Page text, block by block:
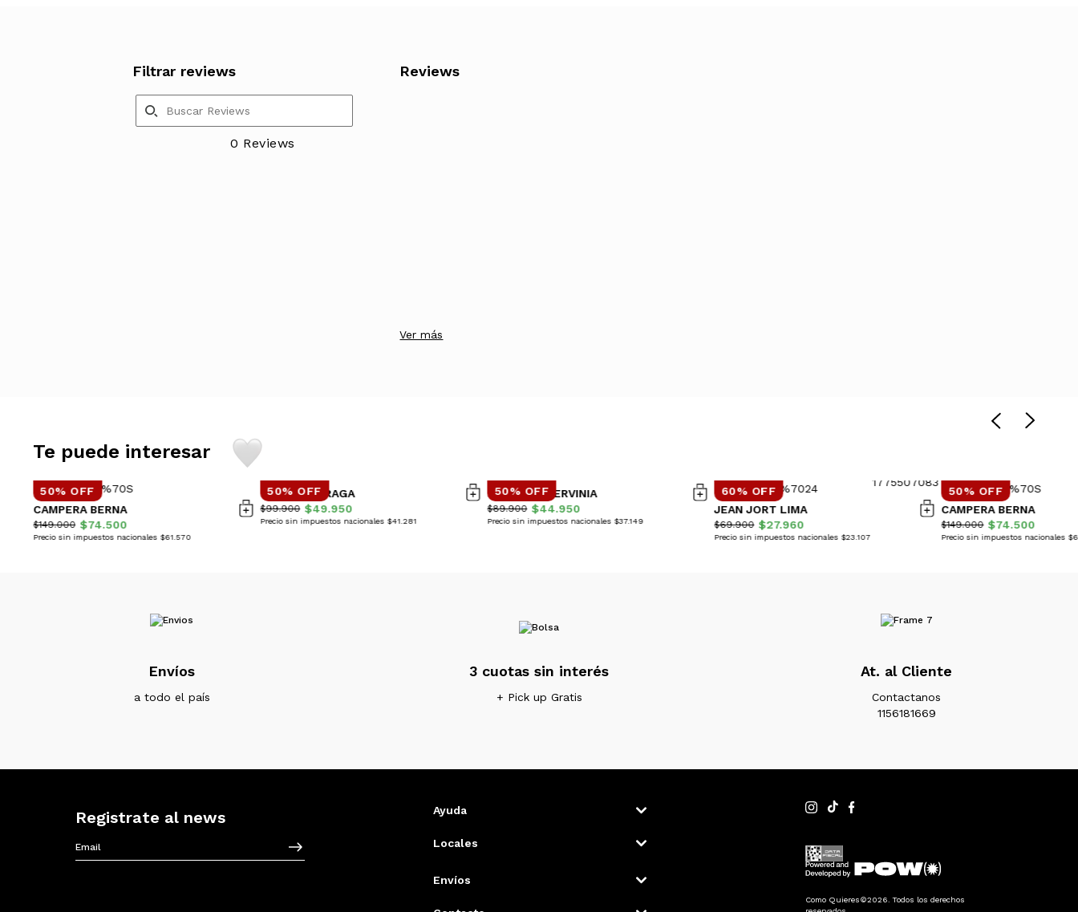
Filtrar reviews
0 Reviews
Reviews
Ver más
Te puede interesar
50% OFF
CAMPERA BERNA
$149.000 $74.500
Precio sin impuestos nacionales $61.570
50% OFF
CAMPERA PRAGA
$99.900 $49.950
Precio sin impuestos nacionales $41.281
50% OFF
SWEATER CERVINIA
$89.900 $44.950
Precio sin impuestos nacionales $37.149
60% OFF
JEAN JORT LIMA
$69.900 $27.960
Precio sin impuestos nacionales $23.107
50% OFF
CAMPERA BERNA
$149.000 $74.500
Precio sin impuestos nacionales
Envíos
a todo el país
3 cuotas sin interés
+ Pick up Gratis
At. al Cliente
Contactanos
1156181669
Registrate al news Ayuda
Locales
Envíos
Como Quieres©2026. Todos los derechos